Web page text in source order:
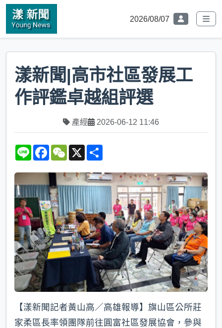
2026/08/07
漾新聞|高市社區發展工
作評鑑卓越組評選
產經 2026-06-12 11:46
L
e
F
e
b
o
o
k
W
h
a
t
X
r
e
【漾新聞記者黃山高／高雄報導】旗山區公所莊
家柔區長率領團隊前往圓富社區發展協會，參與